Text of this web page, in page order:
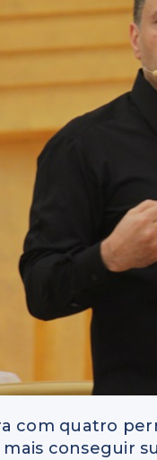
com quatro
mais conseguir